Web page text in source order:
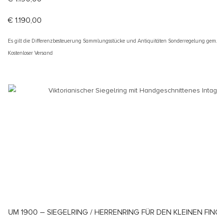
€ 1.190,00
Es gilt die Differenzbesteuerung Sammlungsstücke und Antiquitäten Sonderregelung
Kostenloser Versand
UM 1900 – SIEGELRING / HERRENRING FÜR DEN KLEINEN